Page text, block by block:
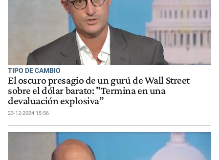
TIPO DE CAMBIO
El oscuro presagio de un gurú de Wall Street
sobre el dólar barato: "Termina en una
devaluación explosiva”
23-12-2024 15:56